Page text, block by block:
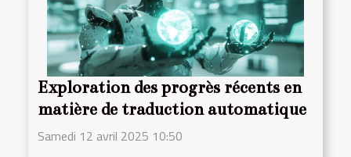
Exploration des progrès récents en
matière de traduction automatique
Samedi 12 avril 2025 10:50